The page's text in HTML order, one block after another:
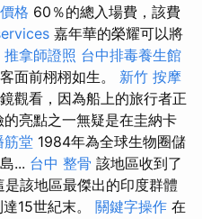
格 60％的總入場費，該費
嘉年華的榮耀可以將
推拿師證照 台中排毒養生館
面前栩栩如生。 新竹 按摩
觀看，因為船上的旅行者正
亮點之一無疑是在圭納卡
筋堂 1984年為全球生物圈儲
... 台中 整骨 該地區收到了
該地區最傑出的印度群體
15世紀末。 關鍵字操作 在